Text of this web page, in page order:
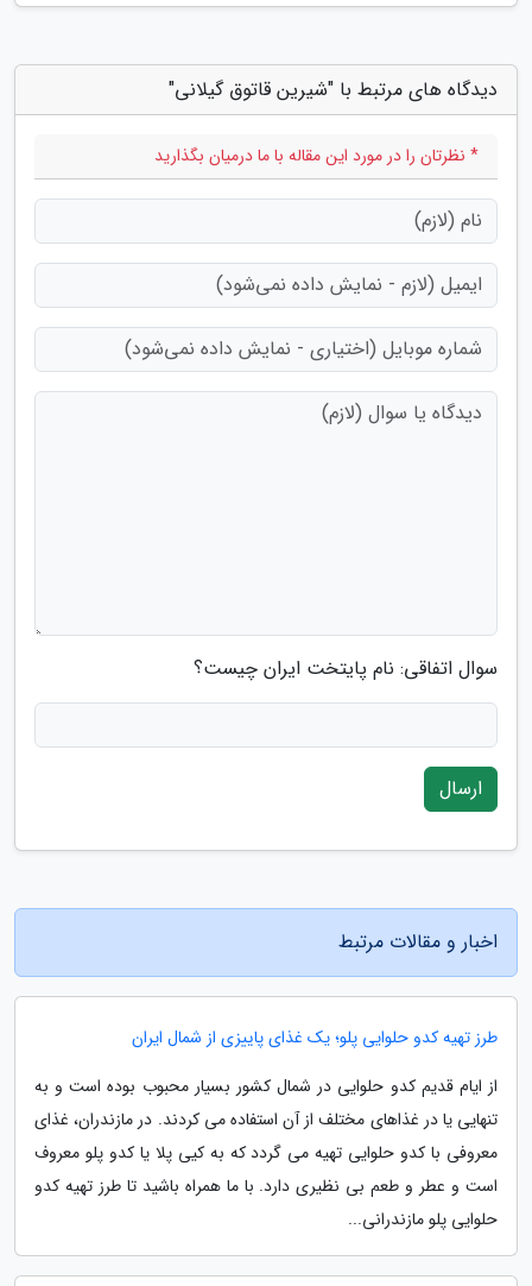
دیدگاه های مرتبط با "شیرین قاتوق گیلانی"
* نظرتان را در مورد این مقاله با ما درمیان بگذارید
سوال اتفاقی: نام پایتخت ایران چیست؟
ارسال
اخبار و مقالات مرتبط
طرز تهیه کدو حلوایی پلو؛ یک غذای پاییزی از شمال ایران
از ایام قدیم کدو حلوایی در شمال کشور بسیار محبوب بوده است و به
تنهایی یا در غذاهای مختلف از آن استفاده می کردند. در مازندران، غذای
معروفی با کدو حلوایی تهیه می گردد که به کیی پلا یا کدو پلو معروف
است و عطر و طعم بی نظیری دارد. با ما همراه باشید تا طرز تهیه کدو
حلوایی پلو مازندرانی...